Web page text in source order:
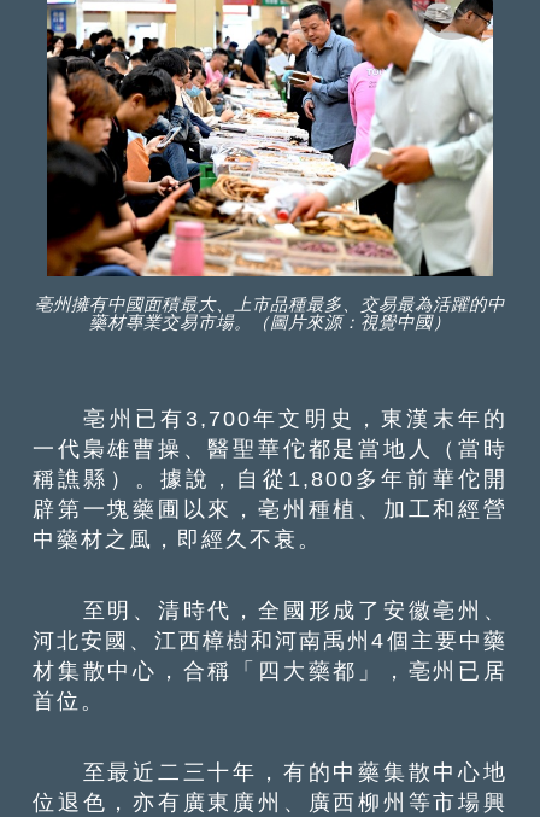
亳州擁有中國面積最大、上市品種最多、交易最為活躍的中
藥材專業交易市場。（圖片來源：視覺中國）
亳州已有3,700年文明史，東漢末年的
一代梟雄曹操、醫聖華佗都是當地人（當時
稱譙縣）。據說，自從1,800多年前華佗開
辟第一塊藥圃以來，亳州種植、加工和經營
中藥材之風，即經久不衰。
至明、清時代，全國形成了安徽亳州、
河北安國、江西樟樹和河南禹州4個主要中藥
材集散中心，合稱「四大藥都」，亳州已居
首位。
至最近二三十年，有的中藥集散中心地
位退色，亦有廣東廣州、廣西柳州等市場興